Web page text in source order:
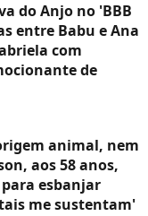
do Anjo no 'BBB
entre Babu e Ana
com
de
animal, nem
aos 58 anos,
esbanjar
me sustentam'